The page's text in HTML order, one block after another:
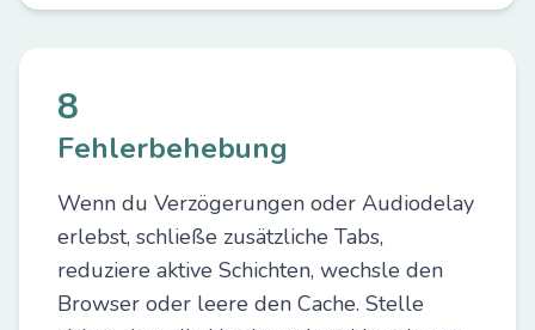
8
Fehlerbehebung
Wenn du Verzögerungen oder Audiodelay
erlebst, schließe zusätzliche Tabs,
reduziere aktive Schichten, wechsle den
Browser oder leere den Cache. Stelle